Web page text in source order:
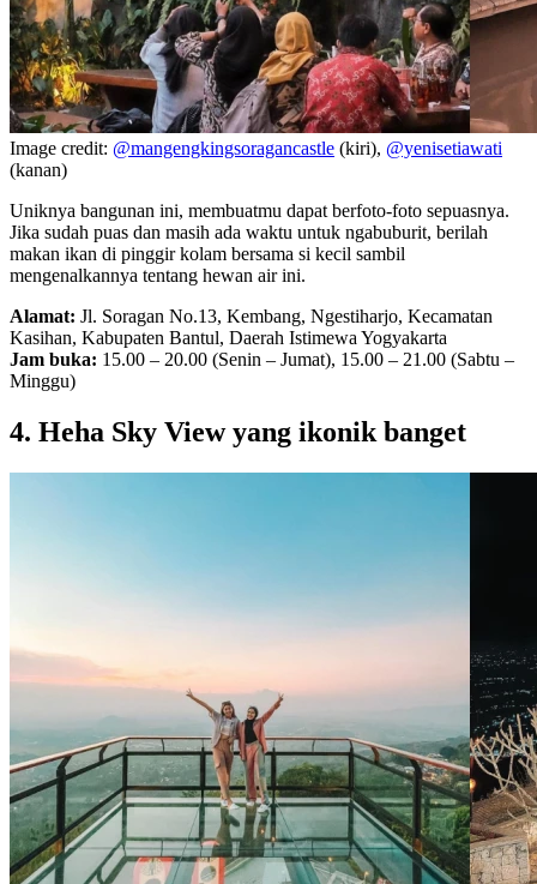
Image credit: @mangengkingsoragancastle (kiri), @yenisetiawati
(kanan)
Uniknya bangunan ini, membuatmu dapat berfoto-foto sepuasnya.
Jika sudah puas dan masih ada waktu untuk ngabuburit, berilah
makan ikan di pinggir kolam bersama si kecil sambil
mengenalkannya tentang hewan air ini.
Alamat: Jl. Soragan No.13, Kembang, Ngestiharjo, Kecamatan
Kasihan, Kabupaten Bantul, Daerah Istimewa Yogyakarta
Jam buka: 15.00 – 20.00 (Senin – Jumat), 15.00 – 21.00 (Sabtu –
Minggu)
4. Heha Sky View yang ikonik banget